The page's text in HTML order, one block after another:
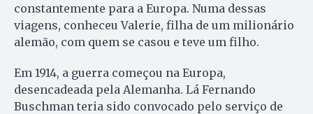
constantemente para a Europa. Numa dessas
viagens, conheceu Valerie, filha de um milionário
alemão, com quem se casou e teve um filho.
Em 1914, a guerra começou na Europa,
desencadeada pela Alemanha. Lá Fernando
Buschman teria sido convocado pelo serviço de